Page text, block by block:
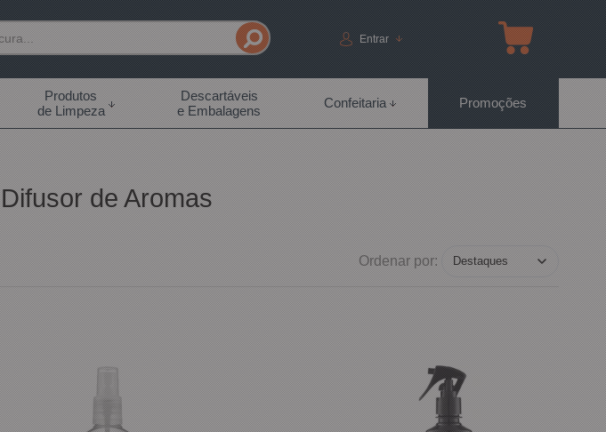
Entrar
Produtos
de Limpeza
Descartáveis
e Embalagens
Confeitaria Promoções
Difusor de Aromas
Ordenar por: